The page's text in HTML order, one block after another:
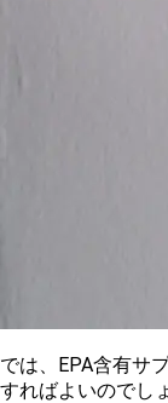
では、EPA含有サ
すればよいのでし